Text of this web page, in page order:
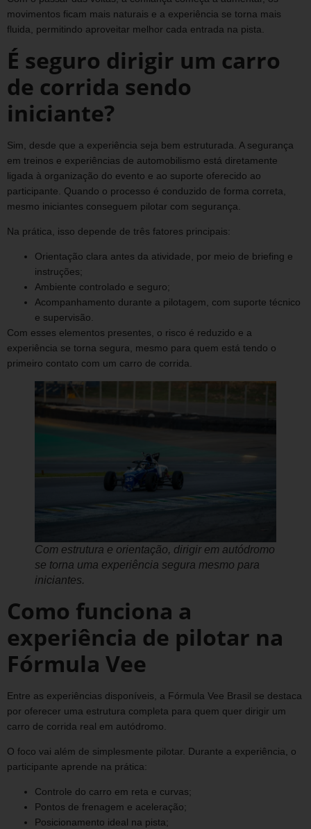
movimentos ficam mais naturais e a experiência se torna mais
fluida, permitindo aproveitar melhor cada entrada na pista.
É seguro dirigir um carro
de corrida sendo
iniciante?
Sim, desde que a experiência seja bem estruturada. A segurança
em treinos e experiências de automobilismo está diretamente
ligada à organização do evento e ao suporte oferecido ao
participante. Quando o processo é conduzido de forma correta,
mesmo iniciantes conseguem pilotar com segurança.
Na prática, isso depende de três fatores principais:
Orientação clara antes da atividade, por meio de briefing e
instruções;
Ambiente controlado e seguro;
Acompanhamento durante a pilotagem, com suporte técnico
e supervisão.
Com esses elementos presentes, o risco é reduzido e a
experiência se torna segura, mesmo para quem está tendo o
primeiro contato com um carro de corrida.
Com estrutura e orientação, dirigir em autódromo
se torna uma experiência segura mesmo para
iniciantes.
Como funciona a
experiência de pilotar na
Fórmula Vee
Entre as experiências disponíveis, a Fórmula Vee Brasil se destaca
por oferecer uma estrutura completa para quem quer dirigir um
carro de corrida real em autódromo.
O foco vai além de simplesmente pilotar. Durante a experiência, o
participante aprende na prática:
Controle do carro em reta e curvas;
Pontos de frenagem e aceleração;
Posicionamento ideal na pista;